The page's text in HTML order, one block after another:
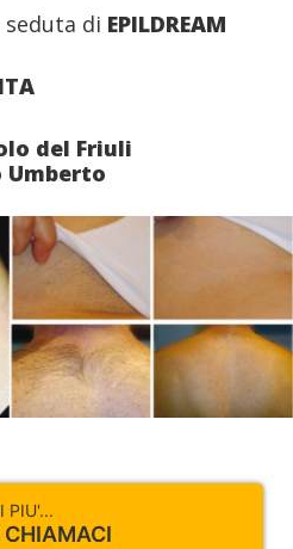
di EPILDREAM
del Friuli
Umberto
PIU'...
CHIAMACI